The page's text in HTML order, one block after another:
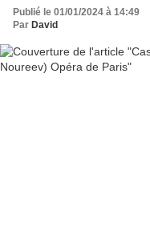
Publié le 01/01/2024 à 14:49
Par David